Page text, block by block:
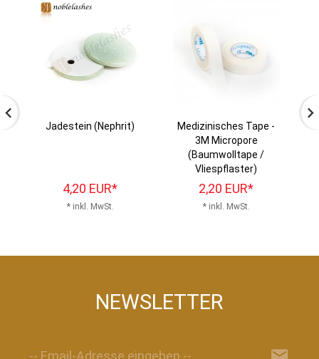
Jadestein (Nephrit)
4,20 EUR*
* inkl. MwSt.
Medizinisches Tape -
3M Micropore
(Baumwolltape /
Vliespflaster)
2,20 EUR*
* inkl. MwSt.
NEWSLETTER